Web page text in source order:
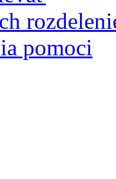
pomoci